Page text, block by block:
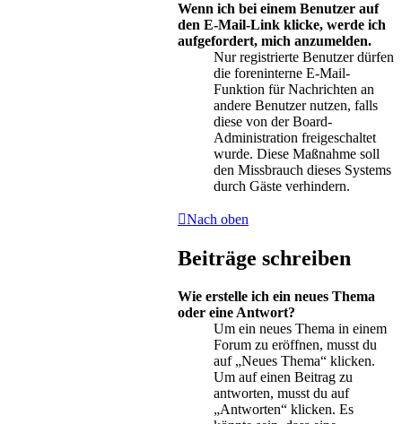
Wenn ich bei einem Benutzer auf
den E-Mail-Link klicke, werde ich
aufgefordert, mich anzumelden.
Nur registrierte Benutzer dürfen
die foreninterne E-Mail-
Funktion für Nachrichten an
andere Benutzer nutzen, falls
diese von der Board-
Administration freigeschaltet
wurde. Diese Maßnahme soll
den Missbrauch dieses Systems
durch Gäste verhindern.
Nach oben
Beiträge schreiben
Wie erstelle ich ein neues Thema
oder eine Antwort?
Um ein neues Thema in einem
Forum zu eröffnen, musst du
auf „Neues Thema“ klicken.
Um auf einen Beitrag zu
antworten, musst du auf
„Antworten“ klicken. Es